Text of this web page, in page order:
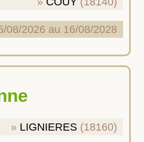
08/2026 au 16/08/2028
LIGNIERES (18160)